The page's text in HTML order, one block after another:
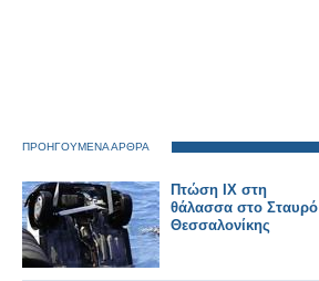
ΠΡΟΗΓΟΥΜΕΝΑ ΑΡΘΡΑ
Πτώση ΙΧ στη
θάλασσα στο Σταυρό
Θεσσαλονίκης